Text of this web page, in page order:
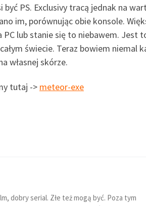
PS. Exclusivy tracą jednak na
im, porównując obie konsole.
lub stanie się to niebawem. Jest
świecie. Teraz bowiem niemal
własnej skórze.
tutaj -> meteor-exe
dobry serial. Złe też mogą być. Poza tym